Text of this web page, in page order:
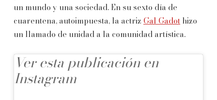
un mundo y una sociedad. En su sexto día de
cuarentena, autoimpuesta, la actriz Gal Gadot hizo
un llamado de unidad a la comunidad artística.
Ver esta publicación en
Instagram